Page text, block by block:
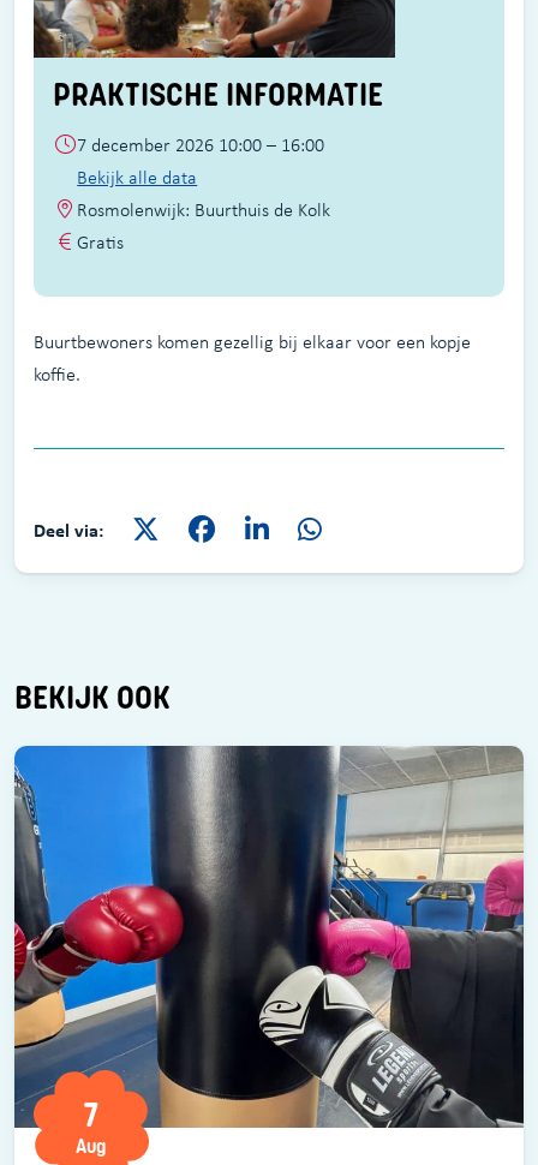
PRAKTISCHE INFORMATIE
7 december 2026 10:00 – 16:00
Bekijk alle data
Rosmolenwijk: Buurthuis de Kolk
Gratis
Buurtbewoners komen gezellig bij elkaar voor een kopje
koffie.
Deel via:
BEKIJK OOK
7
Aug